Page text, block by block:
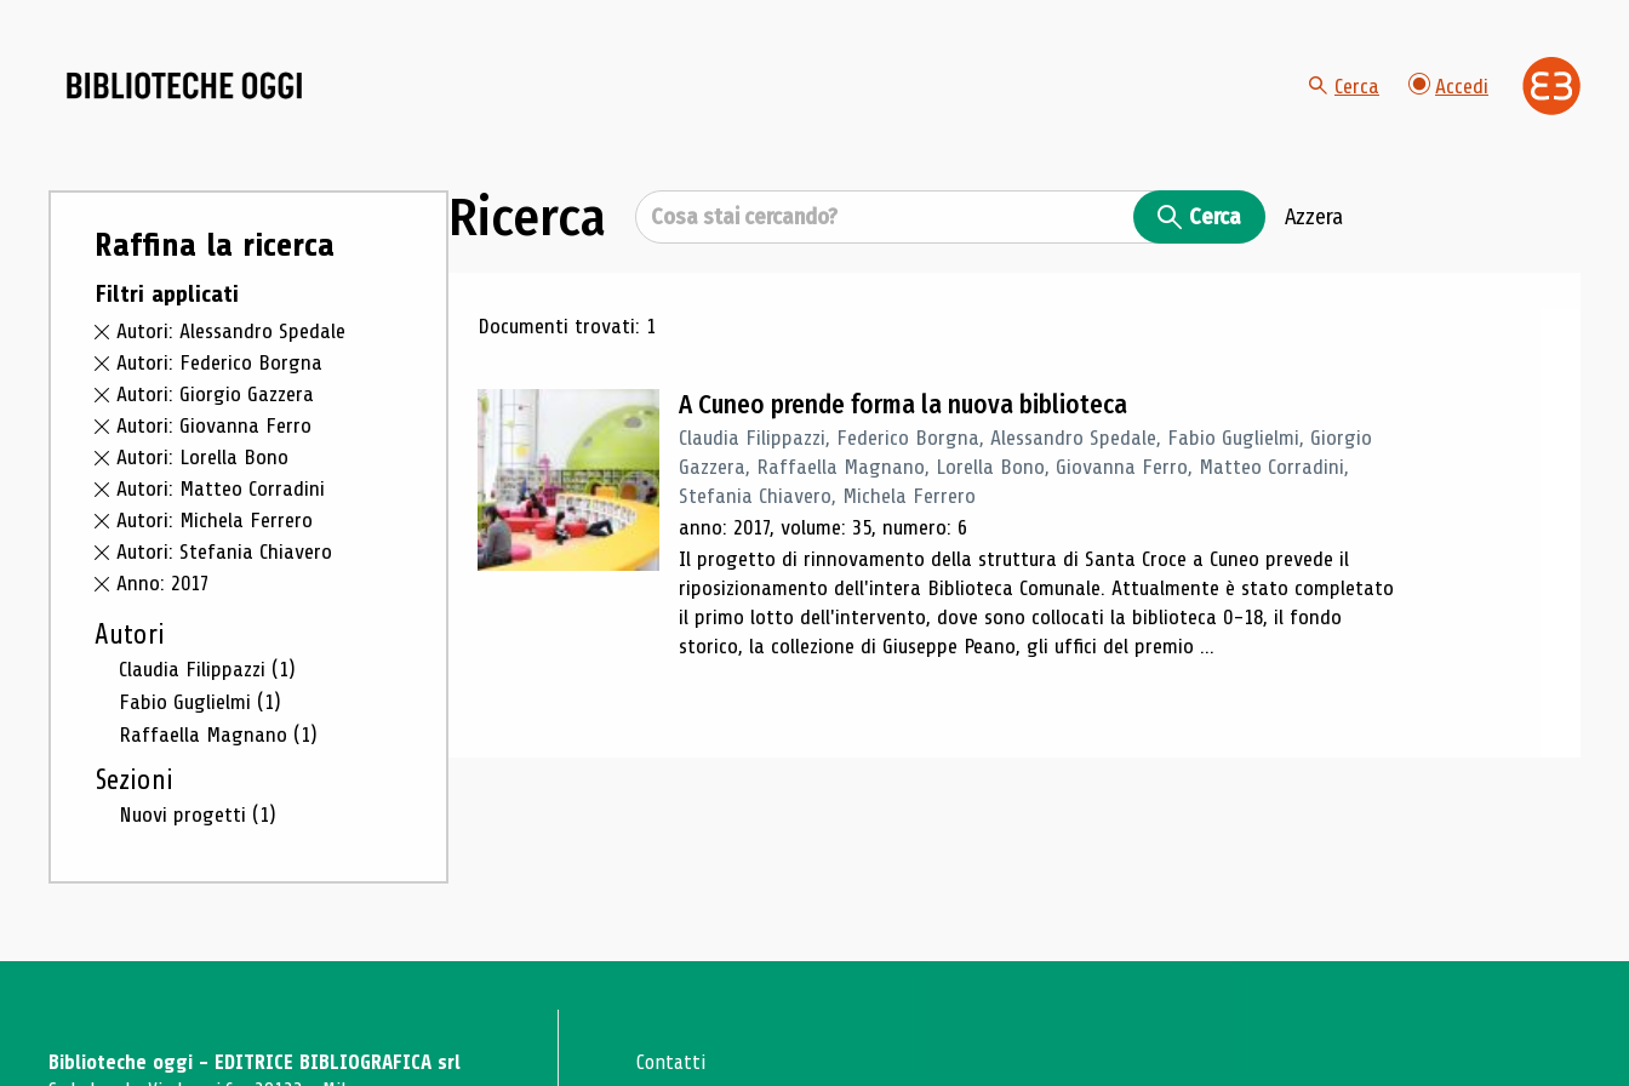
Cerca Accedi
Raffina la ricerca
Filtri applicati
Autori: Alessandro Spedale
Autori: Federico Borgna
Autori: Giorgio Gazzera
Autori: Giovanna Ferro
Autori: Lorella Bono
Autori: Matteo Corradini
Autori: Michela Ferrero
Autori: Stefania Chiavero
Anno: 2017
Autori
Claudia Filippazzi (1)
Fabio Guglielmi (1)
Raffaella Magnano (1)
Sezioni
Nuovi progetti (1)
Ricerca Cerca Cerca Azzera
Risultati di ricerca
Documenti trovati: 1
A Cuneo prende forma la nuova biblioteca
Claudia Filippazzi, Federico Borgna, Alessandro Spedale, Fabio Guglielmi, Giorgio
Gazzera, Raffaella Magnano, Lorella Bono, Giovanna Ferro, Matteo Corradini,
Stefania Chiavero, Michela Ferrero
anno: 2017, volume: 35, numero: 6
Il progetto di rinnovamento della struttura di Santa Croce a Cuneo prevede il
riposizionamento dell'intera Biblioteca Comunale. Attualmente è stato completato
il primo lotto dell'intervento, dove sono collocati la biblioteca 0-18, il fondo
storico, la collezione di Giuseppe Peano, gli uffici del premio ...
Biblioteche oggi - EDITRICE BIBLIOGRAFICA srl
Contatti